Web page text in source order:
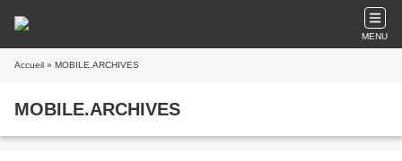
MENU
Accueil » MOBILE.ARCHIVES
MOBILE.ARCHIVES